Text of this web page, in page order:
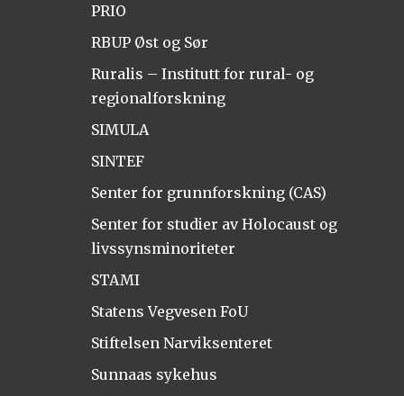
PRIO
RBUP Øst og Sør
Ruralis – Institutt for rural- og
regionalforskning
SIMULA
SINTEF
Senter for grunnforskning (CAS)
Senter for studier av Holocaust og
livssynsminoriteter
STAMI
Statens Vegvesen FoU
Stiftelsen Narviksenteret
Sunnaas sykehus